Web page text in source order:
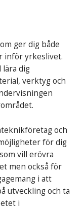
ger dig både
inför yrkeslivet.
dig
verktyg och
och
för dig
vill erövra
men också för
i att
utveckling och ta
i